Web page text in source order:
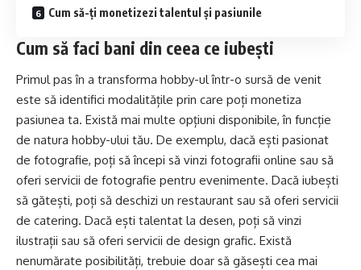
Cum să-ți monetizezi talentul și pasiunile
Cum să faci bani din ceea ce iubești
Primul pas în a transforma hobby-ul într-o sursă de venit
este să identifici modalitățile prin care poți monetiza
pasiunea ta. Există mai multe opțiuni disponibile, în funcție
de natura hobby-ului tău. De exemplu, dacă ești pasionat
de fotografie, poți să începi să vinzi fotografii online sau să
oferi servicii de fotografie pentru evenimente. Dacă iubești
să gătești, poți să deschizi un restaurant sau să oferi servicii
de catering. Dacă ești talentat la desen, poți să vinzi
ilustrații sau să oferi servicii de design grafic. Există
nenumărate posibilități, trebuie doar să găsești cea mai